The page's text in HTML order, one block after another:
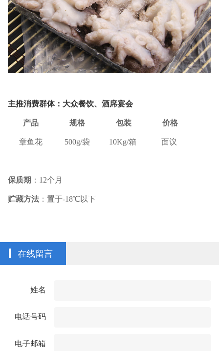
主推消费群体：大众餐饮、酒席宴会
产品 规格 包装 价格
章鱼花 500g/袋 10Kg/箱 面议
保质期 ： 12个月
贮藏方法：置于-18℃ 以下
在线留言
姓名
电话号码
电子邮箱